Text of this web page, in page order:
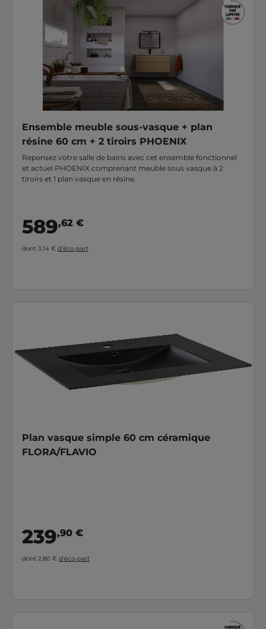
Ensemble meuble sous-vasque + plan
résine 60 cm + 2 tiroirs PHOENIX
Repensez votre salle de bains avec cet ensemble fonctionnel
et actuel PHOENIX comprenant meuble sous vasque à 2
tiroirs et 1 plan vasque en résine.
589,62 €
dont 3,14 € d’éco-part
Plan vasque simple 60 cm céramique
FLORA/FLAVIO
239,90 €
dont 2,80 € d’éco-part